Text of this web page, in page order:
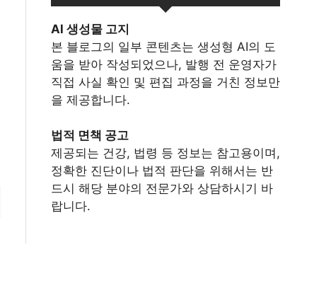
Al 생성물 고지
본 블로그의 일부 콘텐츠는 생성형 AI의 도
움을 받아 작성되었으나, 발행 전 운영자가
직접 사실 확인 및 편집 과정을 거친 정보만
을 제공합니다.
법적 면책 공고
제공되는 건강, 법령 등 정보는 참고용이며,
정확한 진단이나 법적 판단을 위해서는 반
드시 해당 분야의 전문가와 상담하시기 바
랍니다.